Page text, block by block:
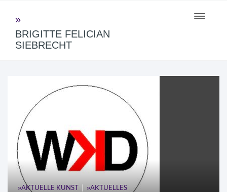
Toggle
BRIGITTE FELICIAN
SIEBRECHT
AKTUELLE KUNST | AKTUELLES